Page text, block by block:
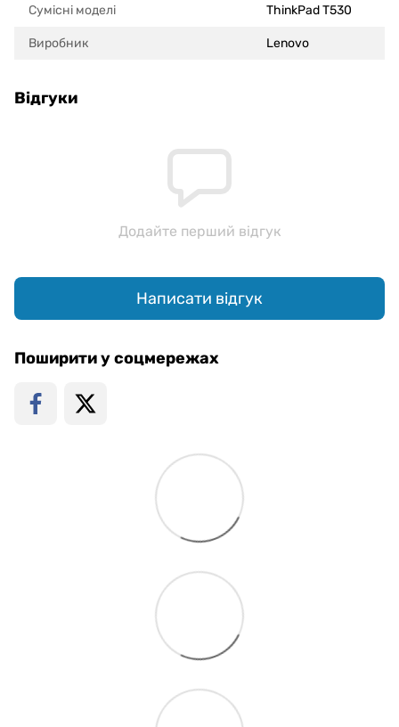
Сумісні моделi ThinkPad T530
Виробник Lenovo
Відгуки
Додайте перший відгук
Написати відгук
Поширити у соцмережах